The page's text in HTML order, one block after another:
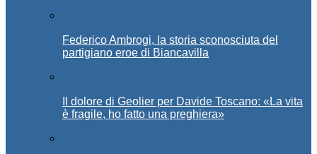
Federico Ambrogi, la storia sconosciuta del
partigiano eroe di Biancavilla
Il dolore di Geolier per Davide Toscano: «La vita
è fragile, ho fatto una preghiera»